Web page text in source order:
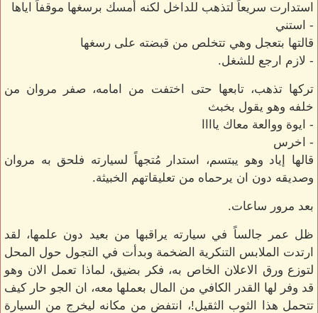
استدارت سريعاً لتذهب للداخل لكنه أمسك برسغها موقفاً اياها
- استني
قالتها بتعجل وهي تتخلص من قبضته على رسغها
- لازم ارجع للشغل.
تركها تذهب، تابعها حتى اختفت من امامه، صفر مروان من
خلفه وهو يقول بخبث
- ايوة ووالعة معاك ياااا
- اخرس
قالها إياد وهو يبتسم، استدار مُتجهاً لسيارته فلحق به مروان
وصديقه دون ان يرحماه من تعليقاتهم الخبيثة.
بعد مرور ساعات.
ظل عمر جالساً في سيارته يراقبها من بعيد دون علمها، لقد
ارتدت الملابس التنكرية الضخمة وبدأت في التجول حول المحل
لتوزع ورق الاعلان الخاص به، فكر بضيق، لماذا تعمل الان وهو
قد وفر لها القدر الكافي من المال بعملها معه، ان الجو حار كيف
تتحمل هذا الثوب الثقيل!، انتفض من مكانه ليخرج من السيارة